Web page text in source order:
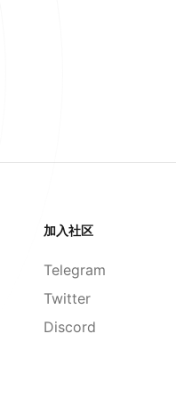
加入社区
Telegram
Twitter
Discord